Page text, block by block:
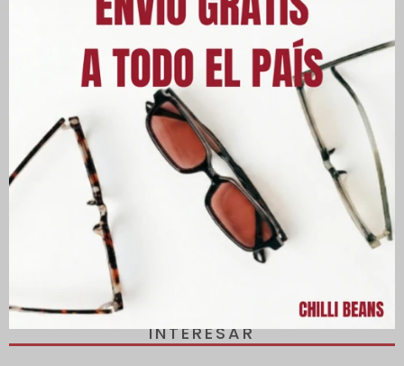

Envíos
Cambios y Devoluciones
Medios de pago
Características
PRODUCTOS QUE TE PUEDEN
INTERESAR